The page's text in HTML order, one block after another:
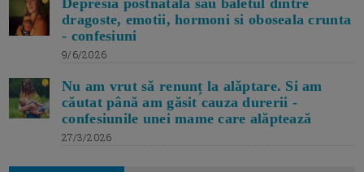
Depresia postnatala sau baletul dintre
dragoste, emotii, hormoni si oboseala crunta
- confesiuni
9/6/2026
Nu am vrut să renunț la alăptare. Si am
căutat până am găsit cauza durerii -
confesiunile unei mame care alăptează
27/3/2026